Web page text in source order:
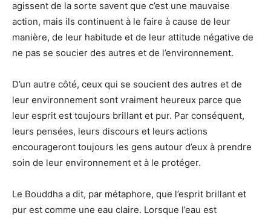
agissent de la sorte savent que c’est une mauvaise
action, mais ils continuent à le faire à cause de leur
manière, de leur habitude et de leur attitude négative de
ne pas se soucier des autres et de l’environnement.
D’un autre côté, ceux qui se soucient des autres et de
leur environnement sont vraiment heureux parce que
leur esprit est toujours brillant et pur. Par conséquent,
leurs pensées, leurs discours et leurs actions
encourageront toujours les gens autour d’eux à prendre
soin de leur environnement et à le protéger.
Le Bouddha a dit, par métaphore, que l’esprit brillant et
pur est comme une eau claire. Lorsque l’eau est